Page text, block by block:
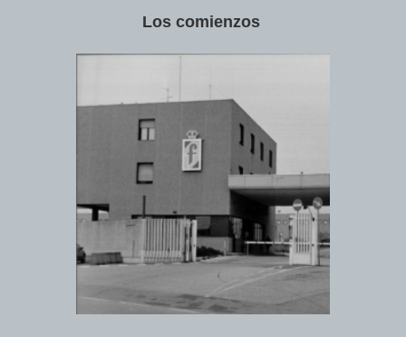
Los comienzos